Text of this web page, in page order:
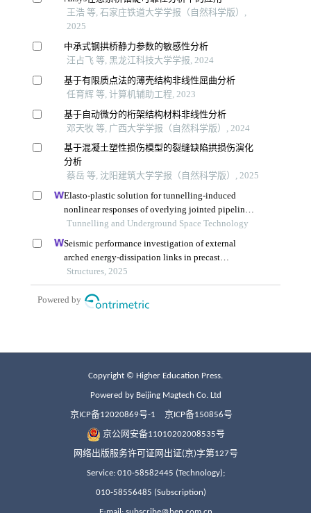
Copyright © Higher Education Press.
Powered by Beijing Magtech Co. Ltd
京ICP备12020869号-1 京ICP备150856号
京公网安备11010202008535号
网络出版服务许可证网出证(京)字第127号
Service: 010-58582445 (Technology);
010-58556485 (Subscription)